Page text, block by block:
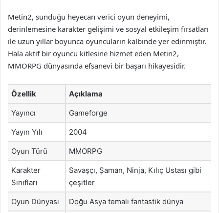
Metin2, sunduğu heyecan verici oyun deneyimi,
derinlemesine karakter gelişimi ve sosyal etkileşim fırsatları
ile uzun yıllar boyunca oyuncuların kalbinde yer edinmiştir.
Hala aktif bir oyuncu kitlesine hizmet eden Metin2,
MMORPG dünyasında efsanevi bir başarı hikayesidir.
Özellik Açıklama
Yayıncı Gameforge
Yayın Yılı 2004
Oyun Türü MMORPG
Karakter
Sınıfları
Savaşçı, Şaman, Ninja, Kılıç Ustası gibi
çeşitler
Oyun Dünyası Doğu Asya temalı fantastik dünya